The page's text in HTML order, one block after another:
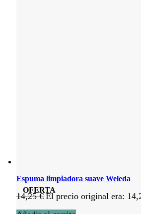
OFERTA
Espuma limpiadora suave Weleda
14,25€ El precio original era: